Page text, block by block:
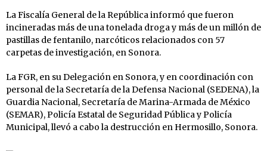
La Fiscalía General de la República informó que fueron
incineradas más de una tonelada droga y más de un millón de
pastillas de fentanilo, narcóticos relacionados con 57
carpetas de investigación, en Sonora.
La FGR, en su Delegación en Sonora, y en coordinación con
personal de la Secretaría de la Defensa Nacional (SEDENA), la
Guardia Nacional, Secretaría de Marina-Armada de México
(SEMAR), Policía Estatal de Seguridad Pública y Policía
Municipal, llevó a cabo la destrucción en Hermosillo, Sonora.